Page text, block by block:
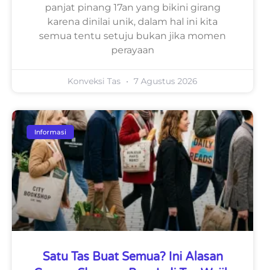
panjat pinang 17an yang bikini girang
karena dinilai unik, dalam hal ini kita
semua tentu setuju bukan jika momen
perayaan
Konveksi Tas 7 Agustus 2026
Informasi
Satu Tas Buat Semua? Ini Alasan